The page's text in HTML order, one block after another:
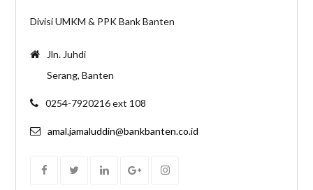
Divisi UMKM & PPK Bank Banten
Jln. Juhdi
Serang, Banten
0254-7920216 ext 108
amal.jamaluddin@bankbanten.co.id